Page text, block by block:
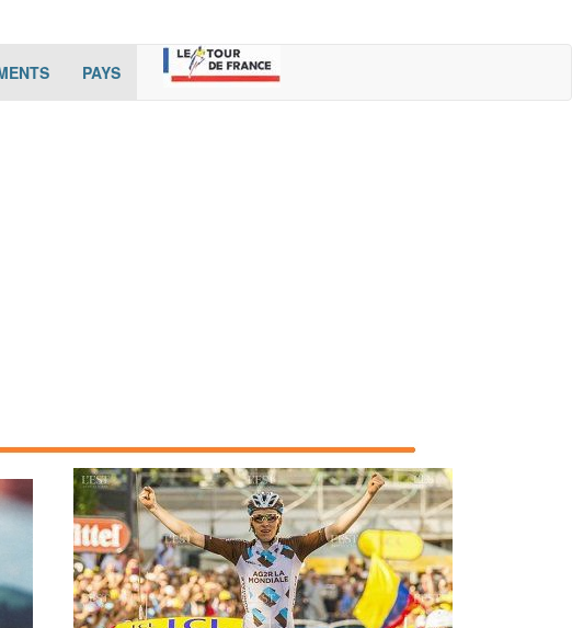
(current)
PAYS(cur